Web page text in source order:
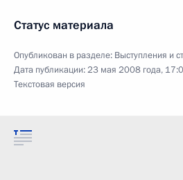
Статус материала
Опубликован в разделе: Выступления и
Дата публикации:23 мая 2008 года,
Текстовая версия